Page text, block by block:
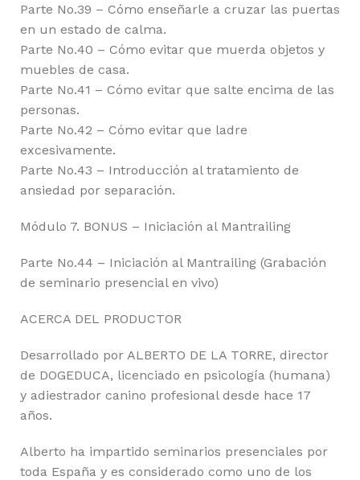
Parte No.39 – Cómo enseñarle a cruzar las puertas
en un estado de calma.
Parte No.40 – Cómo evitar que muerda objetos y
muebles de casa.
Parte No.41 – Cómo evitar que salte encima de las
personas.
Parte No.42 – Cómo evitar que ladre
excesivamente.
Parte No.43 – Introducción al tratamiento de
ansiedad por separación.
Módulo 7. BONUS – Iniciación al Mantrailing
Parte No.44 – Iniciación al Mantrailing (Grabación
de seminario presencial en vivo)
ACERCA DEL PRODUCTOR
Desarrollado por ALBERTO DE LA TORRE, director
de DOGEDUCA, licenciado en psicología (humana)
y adiestrador canino profesional desde hace 17
años.
Alberto ha impartido seminarios presenciales por
toda España y es considerado como uno de los